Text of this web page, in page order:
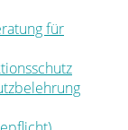
für